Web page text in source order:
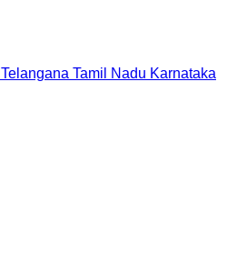
Telangana Tamil Nadu Karnataka